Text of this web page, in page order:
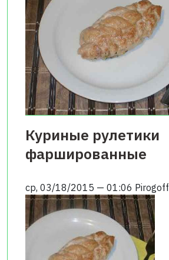
Куриные рулетики
фаршированные
ср, 03/18/2015 — 01:06 Pirogoff